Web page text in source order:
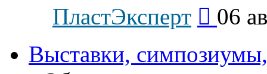
ПластЭксперт
последнему
06
Выставки,